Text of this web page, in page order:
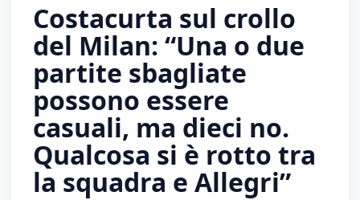
Costacurta sul crollo
del Milan: “Una o due
partite sbagliate
possono essere
casuali, ma dieci no.
Qualcosa si è rotto tra
la squadra e Allegri”